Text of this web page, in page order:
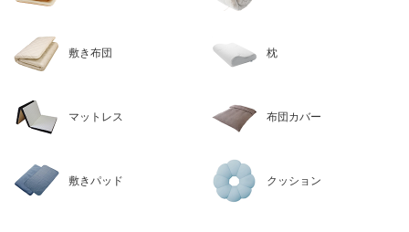
敷き布団 枕
マットレス 布団カバー
敷きパッド クッション